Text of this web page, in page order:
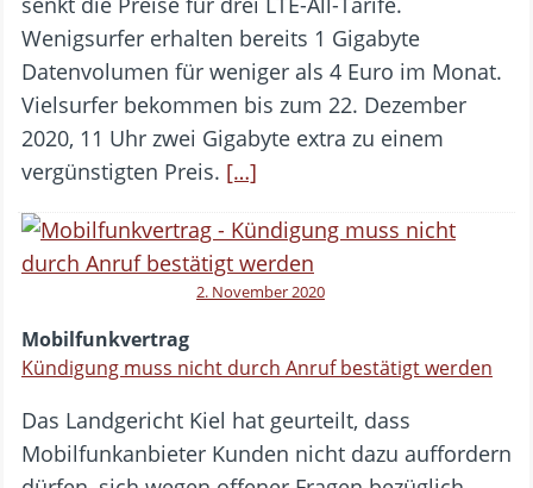
Wenigsurfer erhalten bereits 1 Gigabyte
Datenvolumen für weniger als 4 Euro im Monat.
Vielsurfer bekommen bis zum 22. Dezember
2020, 11 Uhr zwei Gigabyte extra zu einem
vergünstigten Preis. […]
2. November 2020
Mobilfunkvertrag
Kündigung muss nicht durch Anruf bestätigt werden
Das Landgericht Kiel hat geurteilt, dass
Mobilfunkanbieter Kunden nicht dazu auffordern